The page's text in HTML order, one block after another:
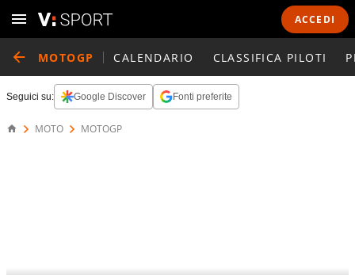
ACCEDI
MOTOGP CALENDARIO CLASSIFICA PILOTI
Seguici su: Google Discover Fonti preferite
MOTO MOTOGP